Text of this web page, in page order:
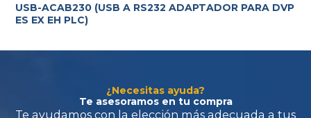
USB-ACAB230 (USB A RS232 ADAPTADOR PARA DVP
ES EX EH PLC)
¿Necesitas ayuda?
Te asesoramos en tu compra